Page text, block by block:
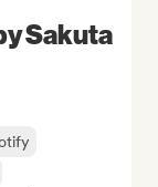
Sakuta